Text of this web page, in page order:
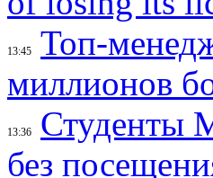
13:45
Топ-
миллионов
13:36
Студенты
без